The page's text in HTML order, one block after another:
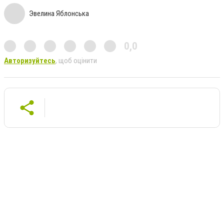
Эвелина Яблонська
0,0
Авторизуйтесь, щоб оцінити